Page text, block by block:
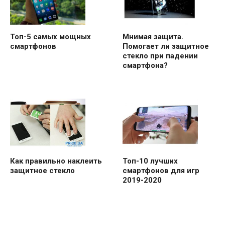
Топ-5 самых мощных
смартфонов
Мнимая защита.
Помогает ли защитное
стекло при падении
смартфона?
Как правильно наклеить
защитное стекло
Топ-10 лучших
смартфонов для игр
2019-2020